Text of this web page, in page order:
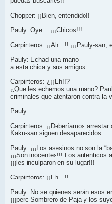
Chopper: ¡¡Bien, entendido!!
Pauly: Oye… ¡¡¡Chicos!!!
Carpinteros: ¡¡Ah…!! ¡¡¡Pauly-
Pauly: Echad una mano
a esta chica y sus amigos.
Carpinteros: ¿¡¡Eh!!?
¿Que les echemos una mano?
criminales que atentaron contra la
Pauly: …
Carpinteros: ¡¡Deberíamos
Kaku-san siguen desaparecidos.
Pauly: ¡¡¡Los asesinos no son la
¡¡¡Son inocentes!!! Los auténticos
¡¡¡les inculparon en su lugar!!!
Carpinteros: ¡¡Eh…!!
Pauly: No se quienes serán esos
¡¡¡pero Sombrero de Paja y los